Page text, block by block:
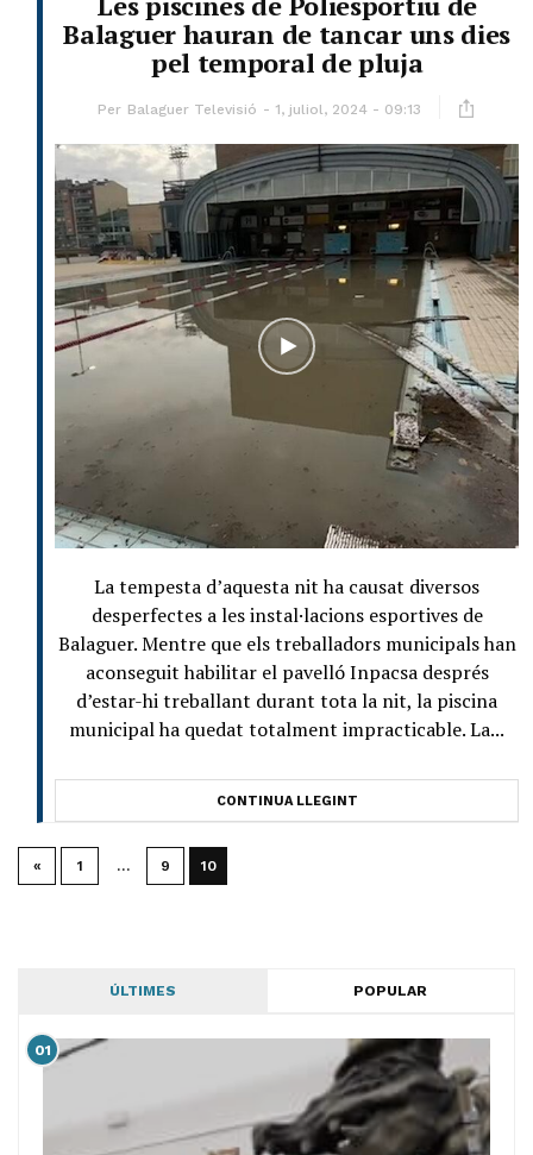
Balaguer hauran de tancar uns dies
pel temporal de pluja
Per Balaguer Televisió 1, juliol, 2024 - 09:13
La tempesta d’aquesta nit ha causat diversos
desperfectes a les instal·lacions esportives de
Balaguer. Mentre que els treballadors municipals han
aconseguit habilitar el pavelló Inpacsa després
d’estar-hi treballant durant tota la nit, la piscina
municipal ha quedat totalment impracticable. La...
CONTINUA LLEGINT
« 1 … 9 10
ÚLTIMES POPULAR
01